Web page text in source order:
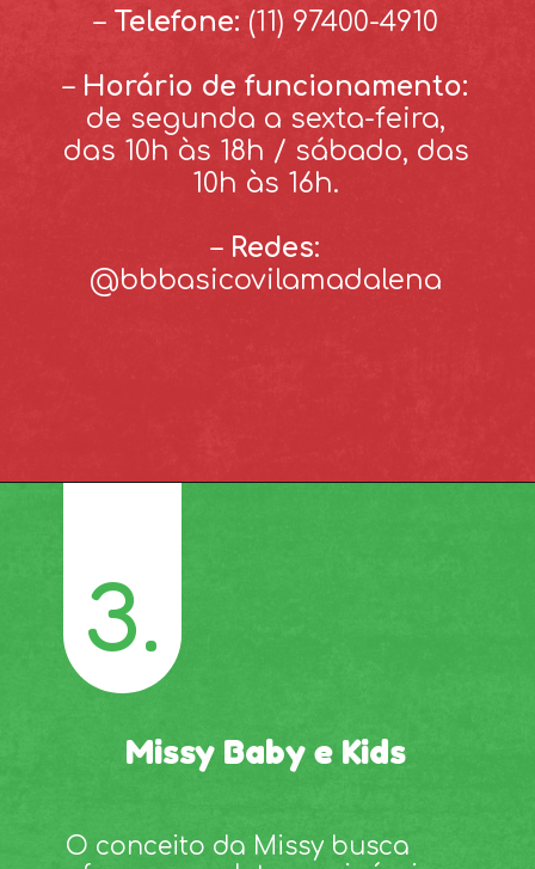
– Telefone: (11) 97400-4910
– Horário de funcionamento:
de segunda a sexta-feira,
das 10h às 18h / sábado, das
10h às 16h.
– Redes:
@bbbasicovilamadalena
Missy Baby e Kids
O conceito da Missy busca
3.